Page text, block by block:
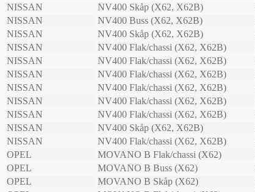
NISSAN
NV400 Skåp (X62, X62B)
NISSAN
NV400 Buss (X62, X62B)
NISSAN
NV400 Skåp (X62, X62B)
NISSAN
NV400 Flak/chassi (X62, X62B)
NISSAN
NV400 Flak/chassi (X62, X62B)
NISSAN
NV400 Flak/chassi (X62, X62B)
NISSAN
NV400 Flak/chassi (X62, X62B)
NISSAN
NV400 Flak/chassi (X62, X62B)
NISSAN
NV400 Flak/chassi (X62, X62B)
NISSAN
NV400 Skåp (X62, X62B)
NISSAN
NV400 Flak/chassi (X62, X62B)
OPEL
MOVANO B Flak/chassi (X62)
OPEL
MOVANO B Buss (X62)
OPEL
MOVANO B Skåp (X62)